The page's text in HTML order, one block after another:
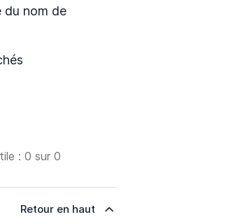
nom de
: 0 sur 0
Retour en haut